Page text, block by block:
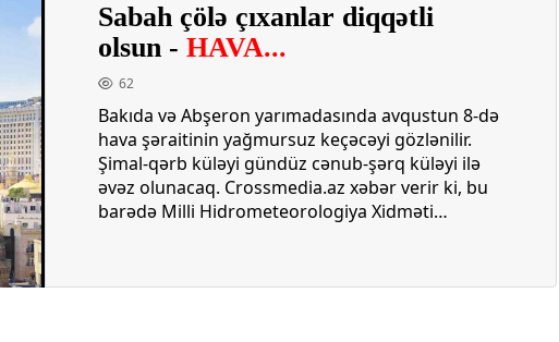
Zəfər Diasporu
Səhiyyə
Turizm
Hərbi sənaye
COP29
Gənclər
Media və
Mətbuat-
Sabah çölə çıxanlar diqqətli
olsun - HAVA...
62
Bakıda və Abşeron yarımadasında avqustun 8-də
hava şəraitinin yağmursuz keçəcəyi gözlənilir.
Şimal-qərb küləyi gündüz cənub-şərq küləyi ilə
əvəz olunacaq. Crossmedia.az xəbər verir ki, bu
barədə Milli Hidrometeorologiya Xidməti
Atmosfer təzyiqi 758 mm civə sütunu təşkil
İnvestisiya
Komitəsi yaradılıb
Azərbaycanın Malayziyadakı səfiri geri
çağırılıb, yenisi təyin olunub